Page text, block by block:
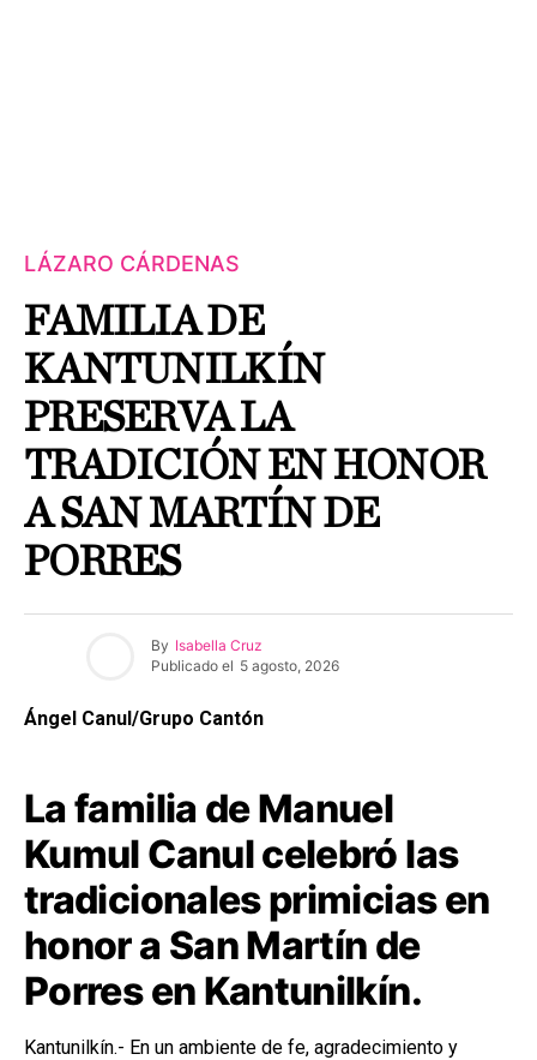
LÁZARO CÁRDENAS
FAMILIA DE
KANTUNILKÍN
PRESERVA LA
TRADICIÓN EN HONOR
A SAN MARTÍN DE
PORRES
By Isabella Cruz
Publicado el 5 agosto, 2026
Ángel Canul/Grupo Cantón
La familia de Manuel
Kumul Canul celebró las
tradicionales primicias en
honor a San Martín de
Porres en Kantunilkín.
Kantunilkín.- En un ambiente de fe, agradecimiento y